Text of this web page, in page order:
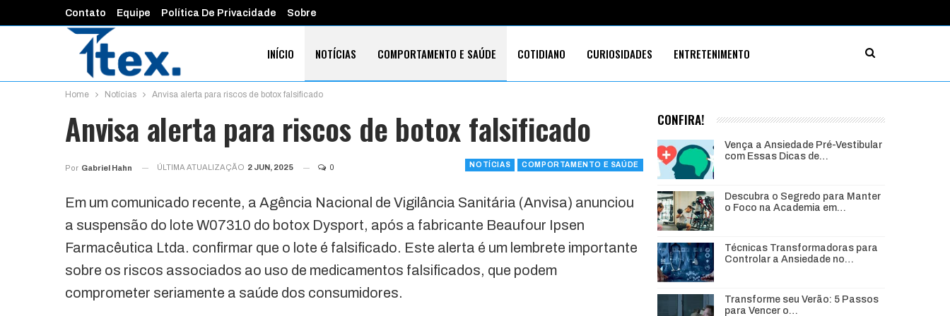
Contato Equipe Política De Privacidade Sobre
INÍCIO NOTÍCIAS COMPORTAMENTO E SAÚDE COTIDIANO CURIOSIDADES ENTRETENIMENTO
Home Notícias Anvisa alerta para riscos de botox falsificado
Anvisa alerta para riscos de botox falsificado
NOTÍCIAS COMPORTAMENTO E SAÚDE
Por Gabriel Hahn ÚLTIMA ATUALIZAÇÃO 2 JUN, 2025 0
Em um comunicado recente, a Agência Nacional de Vigilância Sanitária (Anvisa) anunciou
a suspensão do lote W07310 do botox Dysport, após a fabricante Beaufour Ipsen
Farmacêutica Ltda. confirmar que o lote é falsificado. Este alerta é um lembrete importante
sobre os riscos associados ao uso de medicamentos falsificados, que podem
comprometer seriamente a saúde dos consumidores.
CONFIRA!
Vença a Ansiedade Pré-Vestibular
com Essas Dicas de…
Descubra o Segredo para Manter
o Foco na Academia em…
Técnicas Transformadoras para
Controlar a Ansiedade no…
Transforme seu Verão: 5 Passos
para Vencer o…